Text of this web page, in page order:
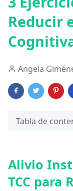
Reducir
Angela
Tabla de
Alivio
TCC para